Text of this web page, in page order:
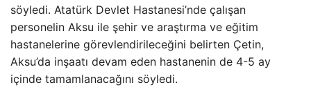
söyledi. Atatürk Devlet Hastanesi’nde çalışan
personelin Aksu ile şehir ve araştırma ve eğitim
hastanelerine görevlendirileceğini belirten Çetin,
Aksu’da inşaatı devam eden hastanenin de 4-5 ay
içinde tamamlanacağını söyledi.